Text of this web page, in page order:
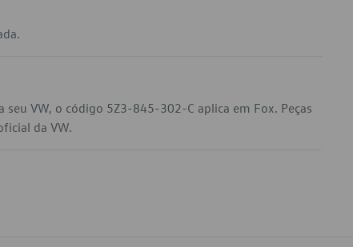
VW, o código 5Z3-845-302-C aplica em Fox. Peças
da VW.